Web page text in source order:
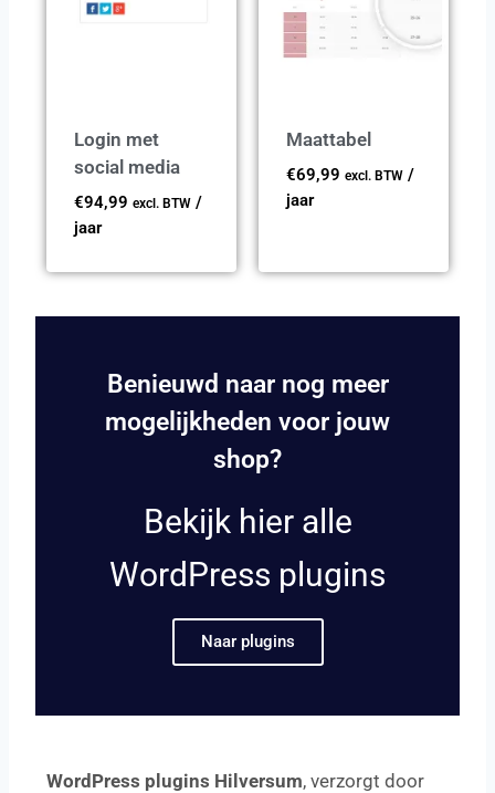
Login met
social media
€94,99 excl. BTW/
jaar
Maattabel
€69,99 excl. BTW/
jaar
Benieuwd naar nog meer
mogelijkheden voor jouw
shop?
Bekijk hier alle
WordPress plugins
Naar plugins
WordPress plugins Hilversum, verzorgt door